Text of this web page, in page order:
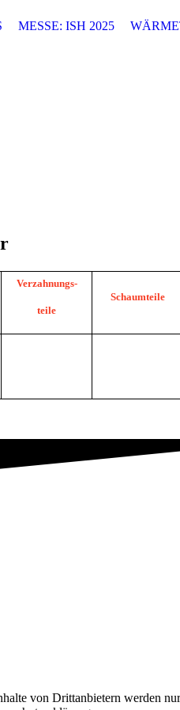
MESSE: ISH 2025
Verzahnungs-
teile
Schaumteile
von Drittanbietern werden